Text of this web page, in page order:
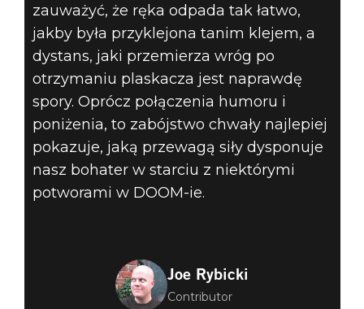
zauważyć, że ręka odpada tak łatwo,
jakby była przyklejona tanim klejem, a
dystans, jaki przemierza wróg po
otrzymaniu plaskacza jest naprawdę
spory. Oprócz połączenia humoru i
poniżenia, to zabójstwo chwały najlepiej
pokazuje, jaką przewagą siły dysponuje
nasz bohater w starciu z niektórymi
potworami w DOOM-ie.
Joe Rybicki
Contributor